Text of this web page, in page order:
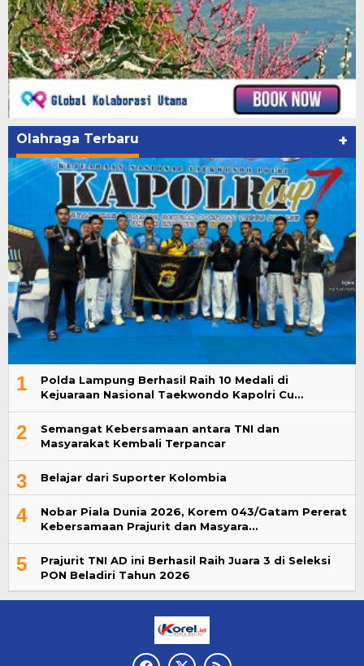
Olahraga Terbaru +
1
Polda Lampung Berhasil Raih 10 Medali di
Kejuaraan Nasional Taekwondo Kapolri Cu…
2
Semangat Kebersamaan antara TNI dan
Masyarakat Kembali Terpancar
3 Belajar dari Suporter Kolombia
4
Nobar Piala Dunia 2026, Korem 043/Gatam Pererat
Kebersamaan Prajurit dan Masyara…
5
Prajurit TNI AD ini Berhasil Raih Juara 3 di Seleksi
PON Beladiri Tahun 2026